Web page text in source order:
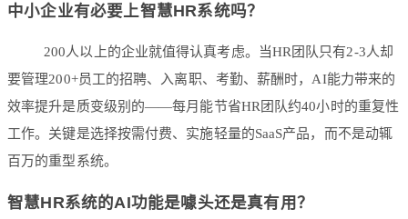
中小企业有必要上智慧HR系统吗？
200人以上的企业就值得认真考虑。当HR团队只有2-3人却
要管理200+员工的招聘、入离职、考勤、薪酬时，AI能力带来的
效率提升是质变级别的——每月能节省HR团队约40小时的重复性
工作。关键是选择按需付费、实施轻量的SaaS产品，而不是动辄
百万的重型系统。
智慧HR系统的AI功能是噱头还是真有用？